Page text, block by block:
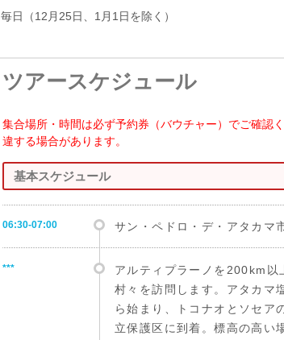
毎日（12月25日、1月1日を除く）
ツアースケジュール
集合場所・時間は必ず予約券（バウチャー）でご確認
違する場合があります。
基本スケジュール
06:30-07:00 サン・ペドロ・デ・アタカマ
***
アルティプラーノを200km以
村々を訪問します。アタカマ
ら始まり、トコナオとソセア
立保護区に到着。標高の高い